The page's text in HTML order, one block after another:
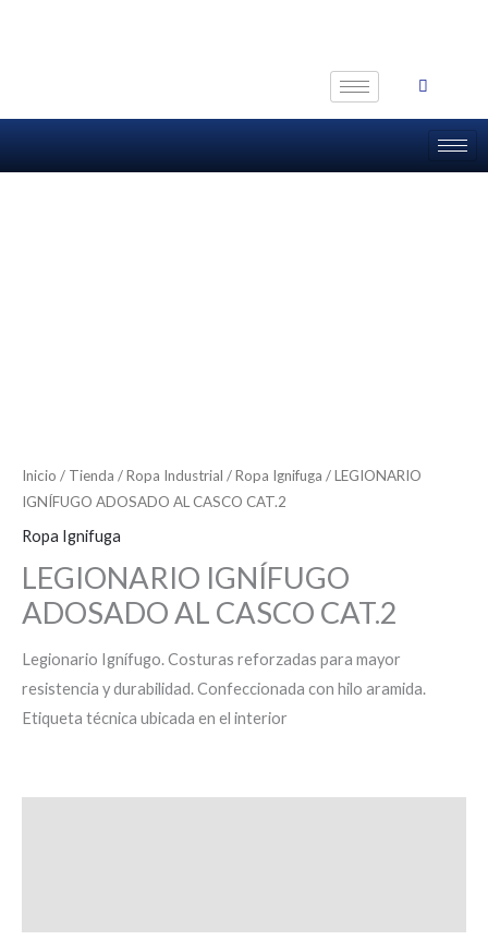
Inicio / Tienda /Ropa Industrial /Ropa Ignifuga / LEGIONARIO
IGNÍFUGO ADOSADO AL CASCO CAT.2
Ropa Ignifuga
LEGIONARIO IGNÍFUGO
ADOSADO AL CASCO CAT.2
Legionario Ignífugo. Costuras reforzadas para mayor
resistencia y durabilidad. Confeccionada con hilo aramida.
Etiqueta técnica ubicada en el interior